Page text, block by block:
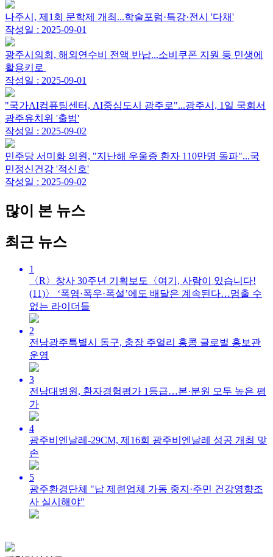
나주시, 제1회 문학제 개최...학술포럼·특강·전시 '다채'
작성일 : 2025-09-01
광주시의회, 해외연수비 전액 반납...소비쿠폰 지원 등 민생에
활용키로
작성일 : 2025-09-01
"국가AI컴퓨팅센터, AI중심도시 광주로"...광주시, 1일 국회서
광주유치위 '출범'
작성일 : 2025-09-02
민주당 서미화 의원, "지난해 우울증 환자 110만명 돌파"...국
민정신건강 '적신호'
작성일 : 2025-09-02
많이 본 뉴스
최근 뉴스
1
〈R〉창사 30주년 기획보도〈여기, 사람이 있습니다!
(11)〉 ‘폭염·폭우·폭설’에도 배달은 계속된다…멈출 수
없는 라이더들
2
전남광주특별시 동구, 충장 주얼리 홍콩 글로벌 홍보관
운영
3
전남대병원, 환자경험평가 1등급…본·분원 모두 높은 평
가
4
광주비엔날레-29CM, 제16회 광주비엔날레 성공 개최 맞
손
5
광주환경단체 "납 제련업체 가동 중지·주민 건강영향조
사 실시해야"